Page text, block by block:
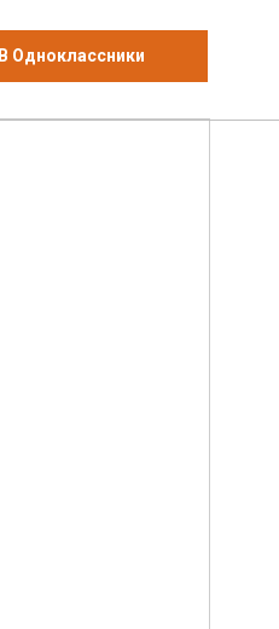
В Одноклассники